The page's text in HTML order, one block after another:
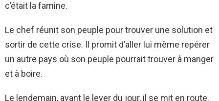
c’était la famine.
Le chef réunit son peuple pour trouver une solution et
sortir de cette crise. Il promit d’aller lui même repérer
un autre pays où son peuple pourrait trouver à manger
et à boire.
Le lendemain, avant le lever du jour, il se mit en route.